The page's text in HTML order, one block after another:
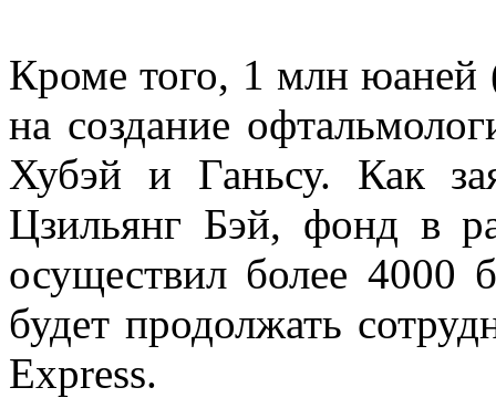
Кроме того, 1 млн юаней
на создание
Хубэй и Ганьсу. Как
Цзильянг Бэй, фонд в
осуществил более 4000
будет продолжать
Express.